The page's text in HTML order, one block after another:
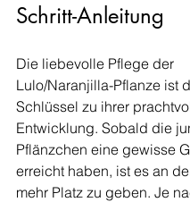
Schritt-Anleitung
Die liebevolle Pflege der
Lulo/Naranjilla-Pflanze ist
Schlüssel zu ihrer
Entwicklung. Sobald die
Pflänzchen eine gewisse
erreicht haben, ist es an
mehr Platz zu geben. Je